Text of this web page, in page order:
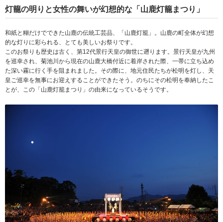
灯籠の明りと女性の舞いが幻想的な「山鹿灯籠まつり」
和紙と糊だけでできた山鹿の伝統工芸品、「山鹿灯籠」。山鹿の町全体が幻想
的な灯りに彩られる、とても美しいお祭りです。
このお祭りも歴史は古く、第12代景行天皇の御世に遡ります。景行天皇が九州
を巡幸され、菊池川から現在の山鹿大橋付近に着岸された際、一帯に立ち込め
た深い霧に行く手を阻まれました。その際に、地元住民たちが松明を灯し、天
皇ご巡幸を無事にお迎えすることができたそう。のちにその松明を奉納したこ
とが、この「山鹿灯籠まつり」の由来になっているそうです。